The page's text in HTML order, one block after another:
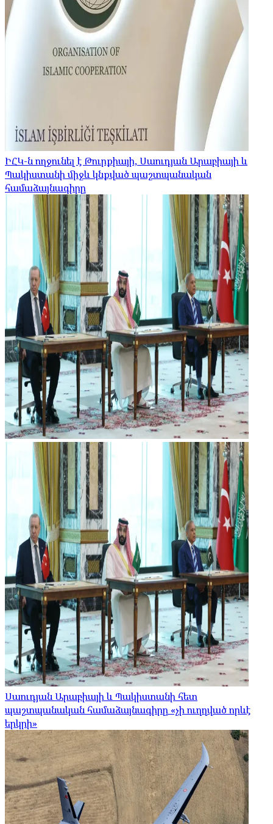
ԻՀԿ-ն ողջունել է Թուրքիայի, Սաուդյան Արաբիայի և
Պակիստանի միջև կնքված պաշտպանական
համաձայնագիրը
Սաուդյան Արաբիայի և Պակիստանի հետ
պաշտպանական համաձայնագիրը «չի ուղղված որևէ
երկրի»